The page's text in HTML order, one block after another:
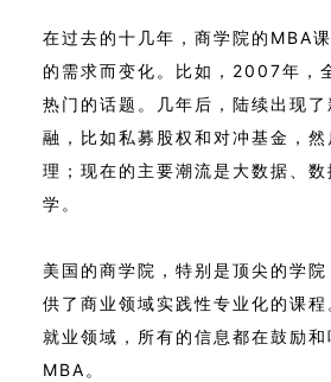
在过去的十几年，商学院的MBA
的需求而变化。比如，2007年，
热门的话题。几年后，陆续出现
融，比如私募股权和对冲基金，
理；现在的主要潮流是大数据、
学。
美国的商学院，特别是顶尖的学
供了商业领域实践性专业化的课
就业领域，所有的信息都在鼓励
MBA。